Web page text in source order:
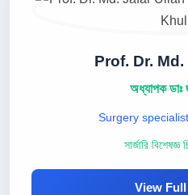
Prof. Dr.
অধ্যাপক ডাঃ
Surgery
সার্জারি
View